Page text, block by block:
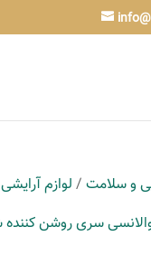
و سلامت / لوازم آرایشی